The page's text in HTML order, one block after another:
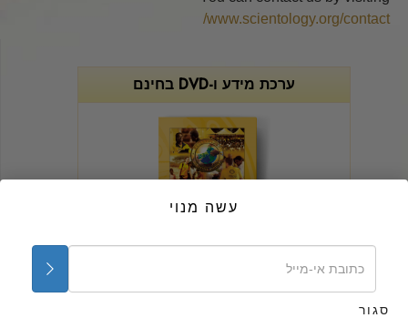
www.scientology.org/contact/
ערכת מידע ו-DVD בחינם
לא משנה מהי הבעיה ... ניתן לעשות משהו בקשר
לזה!
עשה מנוי
סגור